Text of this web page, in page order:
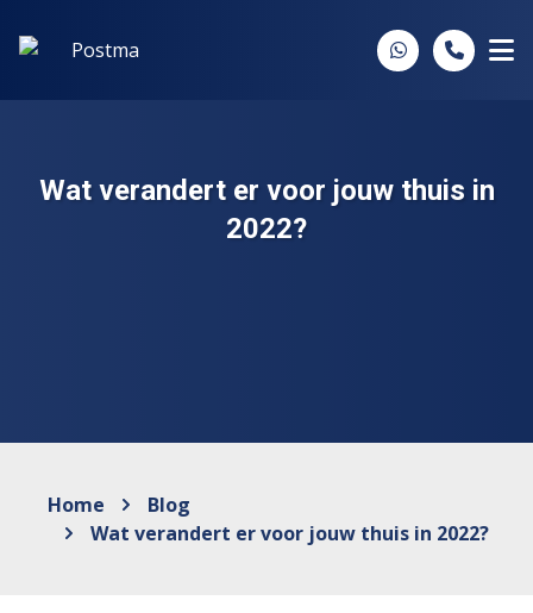
Wat verandert er voor jouw thuis in
2022?
Home
Blog
Wat verandert er voor jouw thuis in 2022?